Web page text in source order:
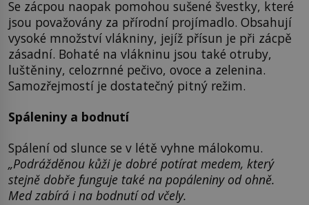
Se zácpou naopak pomohou sušené švestky, které
jsou považovány za přírodní projímadlo. Obsahují
vysoké množství vlákniny, jejíž přísun je při zácpě
zásadní. Bohaté na vlákninu jsou také otruby,
luštěniny, celozrnné pečivo, ovoce a zelenina.
Samozřejmostí je dostatečný pitný režim.
Spáleniny a bodnutí
Spálení od slunce se v létě vyhne málokomu.
„Podrážděnou kůži je dobré potírat medem, který
stejně dobře funguje také na popáleniny od ohně.
Med zabírá i na bodnutí od včely.